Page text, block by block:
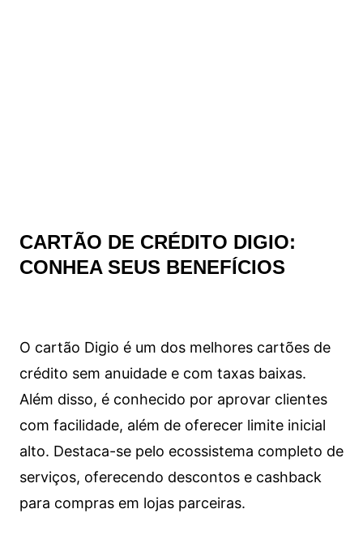
CARTÃO DE CRÉDITO DIGIO:
CONHEA SEUS BENEFÍCIOS
O cartão Digio é um dos melhores cartões de
crédito sem anuidade e com taxas baixas.
Além disso, é conhecido por aprovar clientes
com facilidade, além de oferecer limite inicial
alto. Destaca-se pelo ecossistema completo de
serviços, oferecendo descontos e cashback
para compras em lojas parceiras.